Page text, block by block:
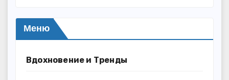
Меню
Вдохновение и Тренды